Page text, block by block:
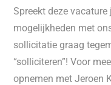
Spreekt deze
mogelijkheden met
sollicitatie graag
“solliciteren”! Voor
opnemen met Jeroen